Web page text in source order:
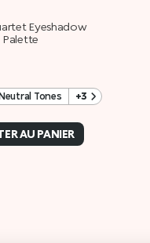
Eyeshadow
Palette
Tones +3
AU PANIER